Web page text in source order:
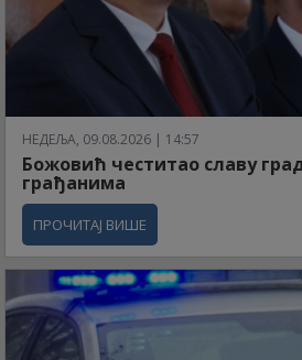
НЕДЕЉА, 09.08.2026 | 14:57
Божовић честитао славу
грађанима
ПРОЧИТАЈ ВИШЕ